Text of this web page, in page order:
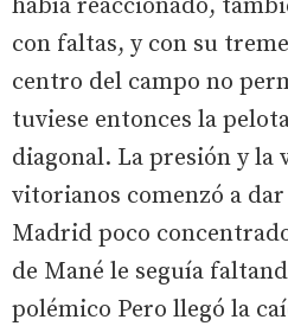
había reaccionado,
con faltas, y con su
centro del campo no
tuviese entonces la
diagonal. La presión y la
vitorianos comenzó a
Madrid poco
de Mané le seguía
polémico Pero llegó la